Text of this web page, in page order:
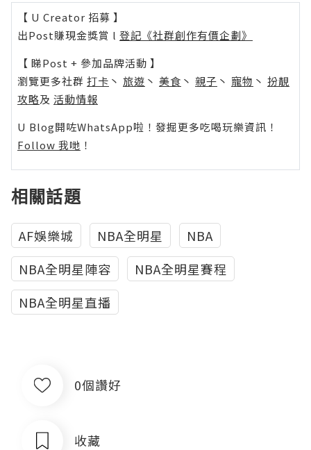
【 U Creator 招募 】
出Post賺現金獎賞 l 登記《社群創作有價企劃》
【 睇Post + 參加品牌活動 】
瀏覽更多社群 打卡 丶 旅遊 丶 美食 丶 親子 丶 寵物 丶 扮靚
攻略及 活動情報
U Blog開咗WhatsApp啦！發掘更多吃喝玩樂資訊！
Follow 我哋 ！
相關話題
AF娛樂城 NBA全明星
NBA
NBA全明星陣容
NBA全明星賽程
NBA全明星直播
0個讚好
收藏